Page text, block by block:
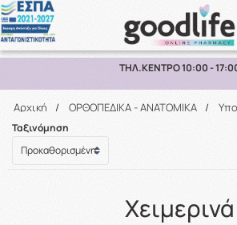
Αναζήτηση
Αρχική / ΟΡΘΟΠΕΔΙΚΑ - ΑΝΑΤΟΜΙΚΑ /
Ταξινόμηση
Χειμερινά